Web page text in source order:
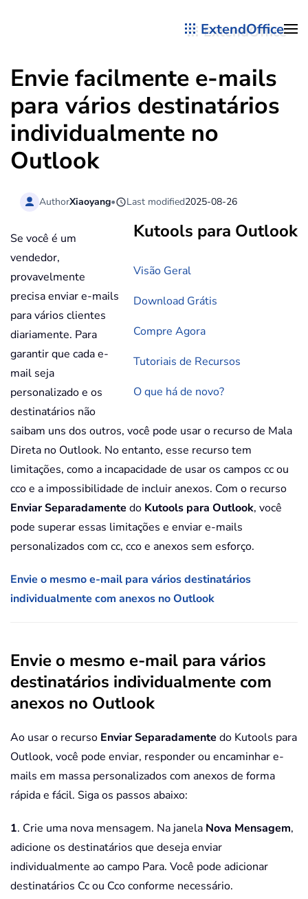
ExtendOffice
Envie facilmente e-mails
para vários destinatários
individualmente no
Outlook
AuthorXiaoyang• Last modified2025-08-26
Kutools para Outlook
Visão Geral
Download Grátis
Compre Agora
Tutoriais de Recursos
O que há de novo?
Se você é um
vendedor,
provavelmente
precisa enviar e-mails
para vários clientes
diariamente. Para
garantir que cada e-
mail seja
personalizado e os
destinatários não
saibam uns dos outros, você pode usar o recurso de Mala
Direta no Outlook. No entanto, esse recurso tem
limitações, como a incapacidade de usar os campos cc ou
cco e a impossibilidade de incluir anexos. Com o recurso
Enviar Separadamente do Kutools para Outlook, você
pode superar essas limitações e enviar e-mails
personalizados com cc, cco e anexos sem esforço.
Envie o mesmo e-mail para vários destinatários
individualmente com anexos no Outlook
Envie o mesmo e-mail para vários
destinatários individualmente com
anexos no Outlook
Ao usar o recurso Enviar Separadamente do Kutools para
Outlook, você pode enviar, responder ou encaminhar e-
mails em massa personalizados com anexos de forma
rápida e fácil. Siga os passos abaixo:
1. Crie uma nova mensagem. Na janela Nova Mensagem,
adicione os destinatários que deseja enviar
individualmente ao campo Para. Você pode adicionar
destinatários Cc ou Cco conforme necessário.